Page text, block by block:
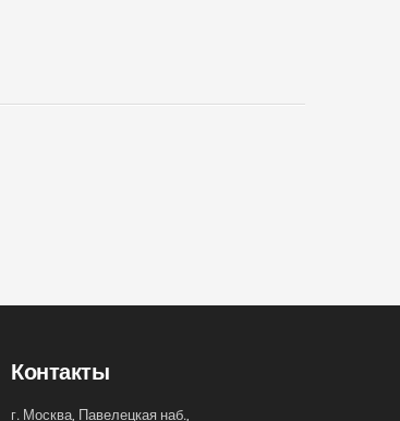
Контакты
г. Москва, Павелецкая наб.,